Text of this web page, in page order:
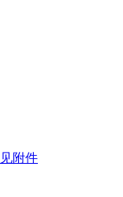
见附件